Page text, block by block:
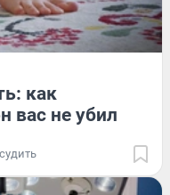
как
вас не убил